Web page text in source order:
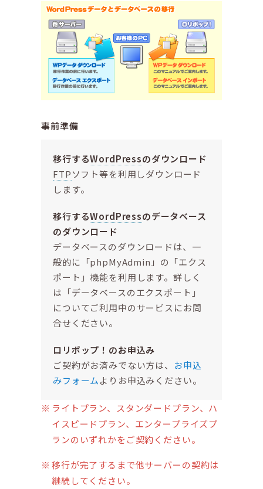
事前準備
移行するWordPressのダウンロード
FTPソフト等を利用しダウンロード
します。
移行するWordPressのデータベース
のダウンロード
データベースのダウンロードは、一
般的に「phpMyAdmin」の「エクス
ポート」機能を利用します。詳しく
は「データベースのエクスポート」
についてご利用中のサービスにお問
合せください。
ロリポップ！のお申込み
ご契約がお済みでない方は、 お申込
みフォームよりお申込みください。
ライトプラン、スタンダードプラン、ハ
イスピードプラン、エンタープライズプ
ランのいずれかをご契約ください。
移行が完了するまで他サーバーの契約は
継続してください。